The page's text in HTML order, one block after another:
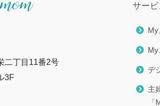
二丁目11番2号
3F
サービ
My
My
デ
主
「